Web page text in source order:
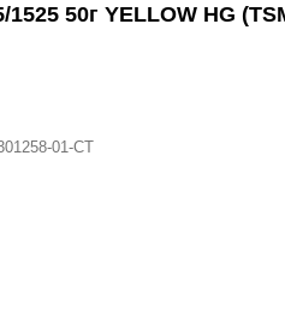
50г YELLOW HG
01-СТ